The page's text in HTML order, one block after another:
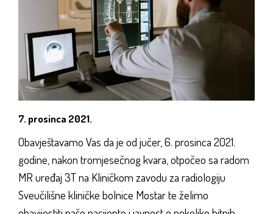
7. prosinca 2021.
Obavještavamo Vas da je od jučer, 6. prosinca 2021.
godine, nakon tromjesečnog kvara, otpočeo sa radom
MR uređaj 3T na Kliničkom zavodu za radiologiju
Sveučilišne kliničke bolnice Mostar te želimo